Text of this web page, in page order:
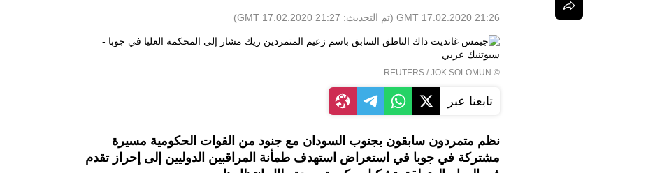
21:26 GMT 17.02.2020 (تم التحديث: 21:27 GMT 17.02.2020
)
©
REUTERS / JOK SOLOMUN
تابعنا عبر
نظم متمردون سابقون بجنوب السودان مع جنود من القوات الحكومية مسيرة
مشتركة في جوبا في استعراض استهدف طمأنة المراقبين الدوليين إلى إحراز تقدم